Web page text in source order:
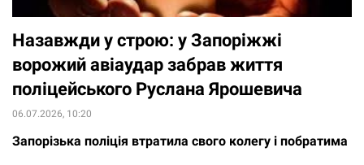
Назавжди у строю: у Запоріжжі
ворожий авіаудар забрав життя
поліцейського Руслана Ярошевича
06.07.2026, 10:20
Запорізька поліція втратила свого колегу і побратима